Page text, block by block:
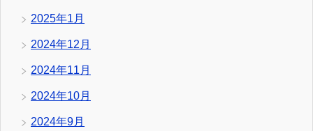
2025年1月
2024年12月
2024年11月
2024年10月
2024年9月